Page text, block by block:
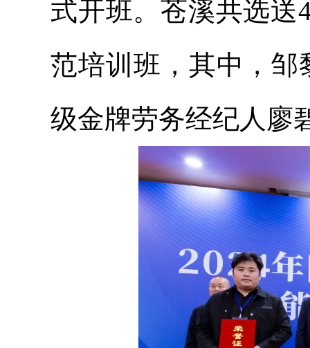
式开班。苍溪共选送
范培训班，其中，邹
级金牌劳务经纪人廖